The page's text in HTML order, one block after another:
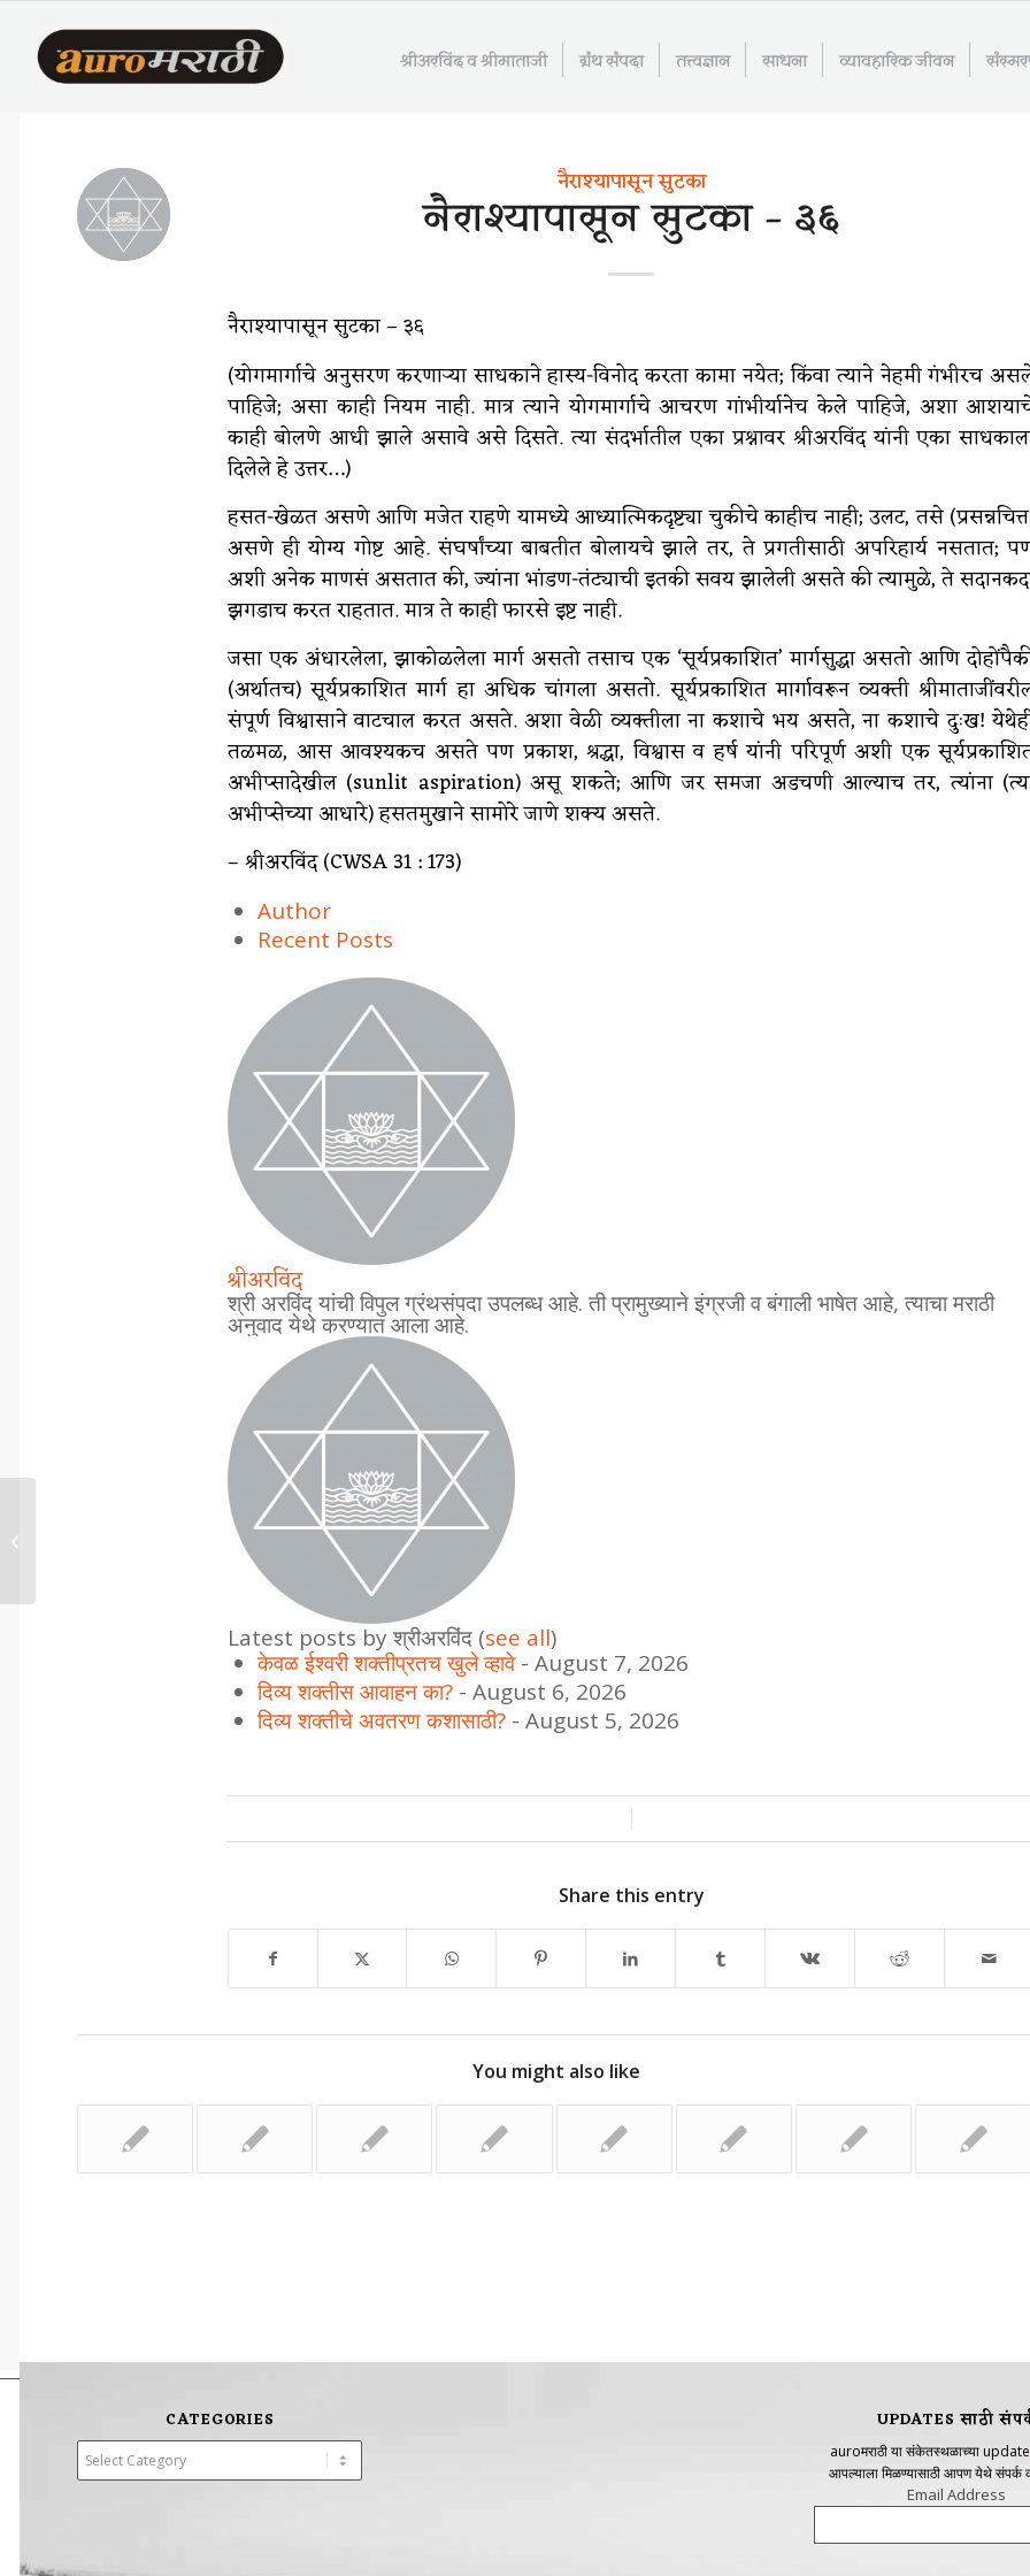
श्रीअरविंद व श्रीमाताजी ग्रंथ संपदा तत्त्वज्ञान साधना व्यावहारिक जीवन
नैराश्यापासून सुटका
नैराश्यापासून सुटका – ३६
नैराश्यापासून सुटका – ३६
(योगमार्गाचे अनुसरण करणाऱ्या साधकाने हास्य-विनोद करता कामा नयेत; किंवा त्याने नेहमी गंभीरच
पाहिजे; असा काही नियम नाही. मात्र त्याने योगमार्गाचे आचरण गांभीर्यानेच केले पाहिजे, अशा
काही बोलणे आधी झाले असावे असे दिसते. त्या संदर्भातील एका प्रश्नावर श्रीअरविंद यांनी एका
दिलेले हे उत्तर…)
हसत-खेळत असणे आणि मजेत राहणे यामध्ये आध्यात्मिकदृष्ट्या चुकीचे काहीच नाही; उलट, तसे
असणे ही योग्य गोष्ट आहे. संघर्षांच्या बाबतीत बोलायचे झाले तर, ते प्रगतीसाठी अपरिहार्य नसतात;
अशी अनेक माणसं असतात की, ज्यांना भांडण-तंट्याची इतकी सवय झालेली असते की त्यामुळे, ते
झगडाच करत राहतात. मात्र ते काही फारसे इष्ट नाही.
जसा एक अंधारलेला, झाकोळलेला मार्ग असतो तसाच एक ‘सूर्यप्रकाशित’ मार्गसुद्धा असतो आणि
(अर्थातच) सूर्यप्रकाशित मार्ग हा अधिक चांगला असतो. सूर्यप्रकाशित मार्गावरून व्यक्ती
संपूर्ण विश्वासाने वाटचाल करत असते. अशा वेळी व्यक्तीला ना कशाचे भय असते, ना कशाचे दुःख!
तळमळ, आस आवश्यकच असते पण प्रकाश, श्रद्धा, विश्वास व हर्ष यांनी परिपूर्ण अशी एक
अभीप्सादेखील (sunlit aspiration) असू शकते; आणि जर समजा अडचणी आल्याच तर, त्यांना
अभीप्सेच्या आधारे) हसतमुखाने सामोरे जाणे शक्य असते.
– श्रीअरविंद (CWSA 31 : 173)
Author
Recent Posts
श्रीअरविंद
श्री अरविंद यांची विपुल ग्रंथसंपदा उपलब्ध आहे. ती प्रामुख्याने इंग्रजी व बंगाली भाषेत आहे, त्याचा मराठी
अनुवाद येथे करण्यात आला आहे.
Latest posts by श्रीअरविंद (see all)
केवळ ईश्वरी शक्तीप्रतच खुले व्हावे- August 7, 2026
दिव्य शक्तीस आवाहन का? - August 6, 2026
दिव्य शक्तीचे अवतरण कशासाठी? - August 5, 2026
Share this entry
You might also like
CATEGORIES UPDATES साठी
auroमराठी या संकेतस्थळाच्या
आपल्याला मिळण्यासाठी आपण येथे
Email Address